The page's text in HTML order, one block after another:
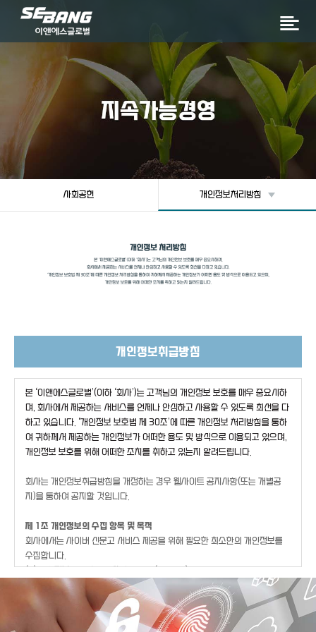
사회공헌 개인정보처리방침
개인정보취급방침
본 ‘이앤에스글로벌’(이하 ‘회사’)는 고객님의 개인정보 보호를 매우 중요시하
며, 회사에서 제공하는 서비스를 언제나 안심하고 사용할 수 있도록 최선을 다
하고 있습니다. ‘개인정보 보호법 제 30조’에 따른 개인정보 처리방침을 통하
여 귀하께서 제공하는 개인정보가 어떠한 용도 및 방식으로 이용되고 있으며,
개인정보 보호를 위해 어떠한 조치를 취하고 있는지 알려드립니다.
회사는 개인정보취급방침을 개정하는 경우 웹사이트 공지사항(또는 개별공
지)을 통하여 공지할 것입니다.
제 1조 개인정보의 수집 항목 및 목적
회사에서는 사이버 신문고 서비스 제공을 위해 필요한 최소한의 개인정보를
수집합니다.
(2) 개인정보 수집 및 이용 목적 : 필요 시 제보 내용 추가 확인, 접수 확인 안
내, 신고 포상 등 업무처리
(3) 개인정보 제공을 원하지 않을 경우 ‘익명’으로 제보할 수 있으나, 제보 접